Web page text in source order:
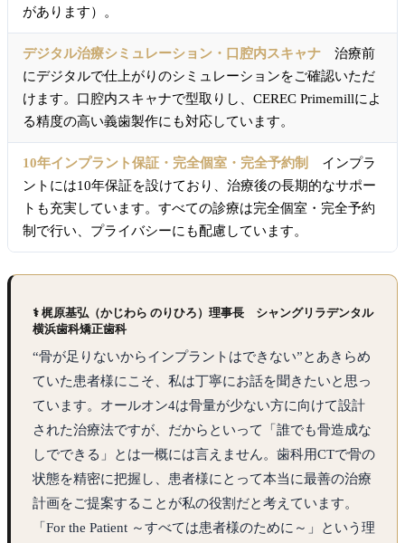
があります）。
デジタル治療シミュレーション・口腔内スキャナ 治療前
にデジタルで仕上がりのシミュレーションをご確認いただ
けます。口腔内スキャナで型取りし、CEREC Primemillによ
る精度の高い義歯製作にも対応しています。
10年インプラント保証・完全個室・完全予約制
インプラ
ントには10年保証を設けており、治療後の長期的なサポー
トも充実しています。すべての診療は完全個室・完全予約
制で行い、プライバシーにも配慮しています。
⚕ 梶原基弘（かじわら のりひろ）理事長 シャングリラデンタル
横浜歯科矯正歯科
“骨が足りないからインプラントはできない”とあきらめ
ていた患者様にこそ、私は丁寧にお話を聞きたいと思っ
ています。オールオン4は骨量が少ない方に向けて設計
された治療法ですが、だからといって「誰でも骨造成な
しでできる」とは一概には言えません。歯科用CTで骨の
状態を精密に把握し、患者様にとって本当に最善の治療
計画をご提案することが私の役割だと考えています。
「For the Patient ～すべては患者様のために～」という理